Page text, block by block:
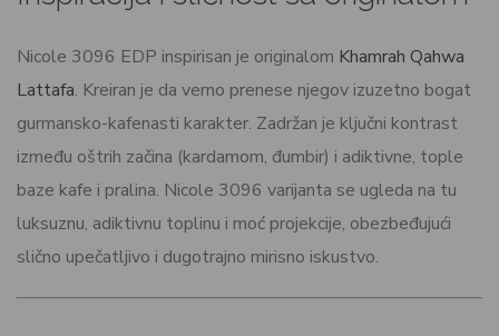
Nicole 3096 EDP inspirisan je originalom Khamrah Qahwa
Lattafa. Kreiran je da verno prenese njegov izuzetno bogat
gurmansko-kafenasti karakter. Zadržan je ključni kontrast
između oštrih začina (kardamom, đumbir) i adiktivne, tople
baze kafe i pralina. Nicole 3096 varijanta se ugleda na tu
luksuznu, adiktivnu toplinu i moć projekcije, obezbeđujući
slično upečatljivo i dugotrajno mirisno iskustvo.